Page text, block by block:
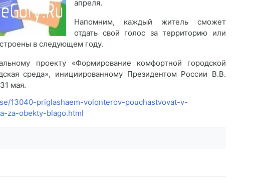
апреля.
Напомним, каждый житель сможет
отдать свой голос за территорию или
в следующем году.
проекту «Формирование комфортной городской
среда», инициированному Президентом России В.В.
мая.
13040-priglashaem-volonterov-pouchastvovat-v-
za-obekty-blago.html